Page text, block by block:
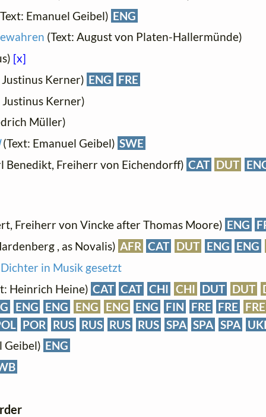
Emanuel Geibel) ENG
(Text: August von Platen-Hallermünde)
[x]
Kerner) ENG FRE
Kerner)
Müller)
(Text: Emanuel Geibel) SWE
Benedikt, Freiherr von Eichendorff) CAT DUT
Freiherr von Vincke after Thomas Moore) ENG
, as Novalis) AFR CAT DUT ENG ENG
in Musik gesetzt
Heinrich Heine) CAT CAT CHI CHI DUT DUT
ENG ENG ENG ENG ENG FIN FRE FRE
FRE
POR RUS RUS RUS RUS SPA SPA SPA
Geibel) ENG